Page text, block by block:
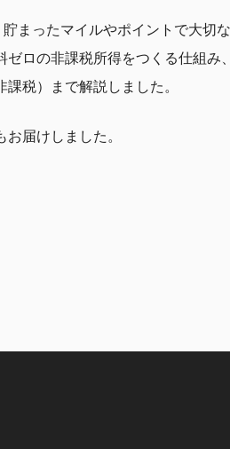
まったマイルやポイントで大切
ロの非課税所得をつくる仕組み
税）まで解説しました。
届けしました。